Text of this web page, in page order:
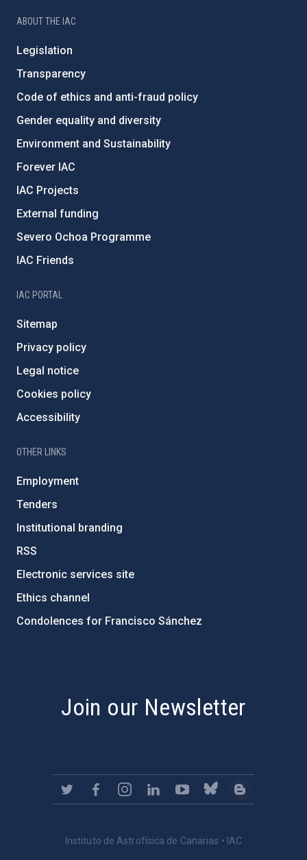
ABOUT THE IAC
Legislation
Transparency
Code of ethics and anti-fraud policy
Gender equality and diversity
Environment and Sustainability
Forever IAC
IAC Projects
External funding
Severo Ochoa Programme
IAC Friends
IAC PORTAL
Sitemap
Privacy policy
Legal notice
Cookies policy
Accessibility
OTHER LINKS
Employment
Tenders
Institutional branding
RSS
Electronic services site
Ethics channel
Condolences for Francisco Sánchez
Join our Newsletter
Instituto de Astrofísica de Canarias • IAC